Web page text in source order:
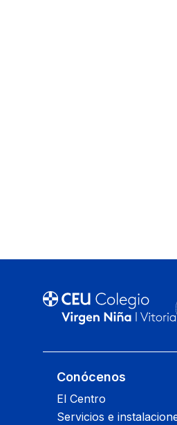
Conócenos
El Centro
Servicios e